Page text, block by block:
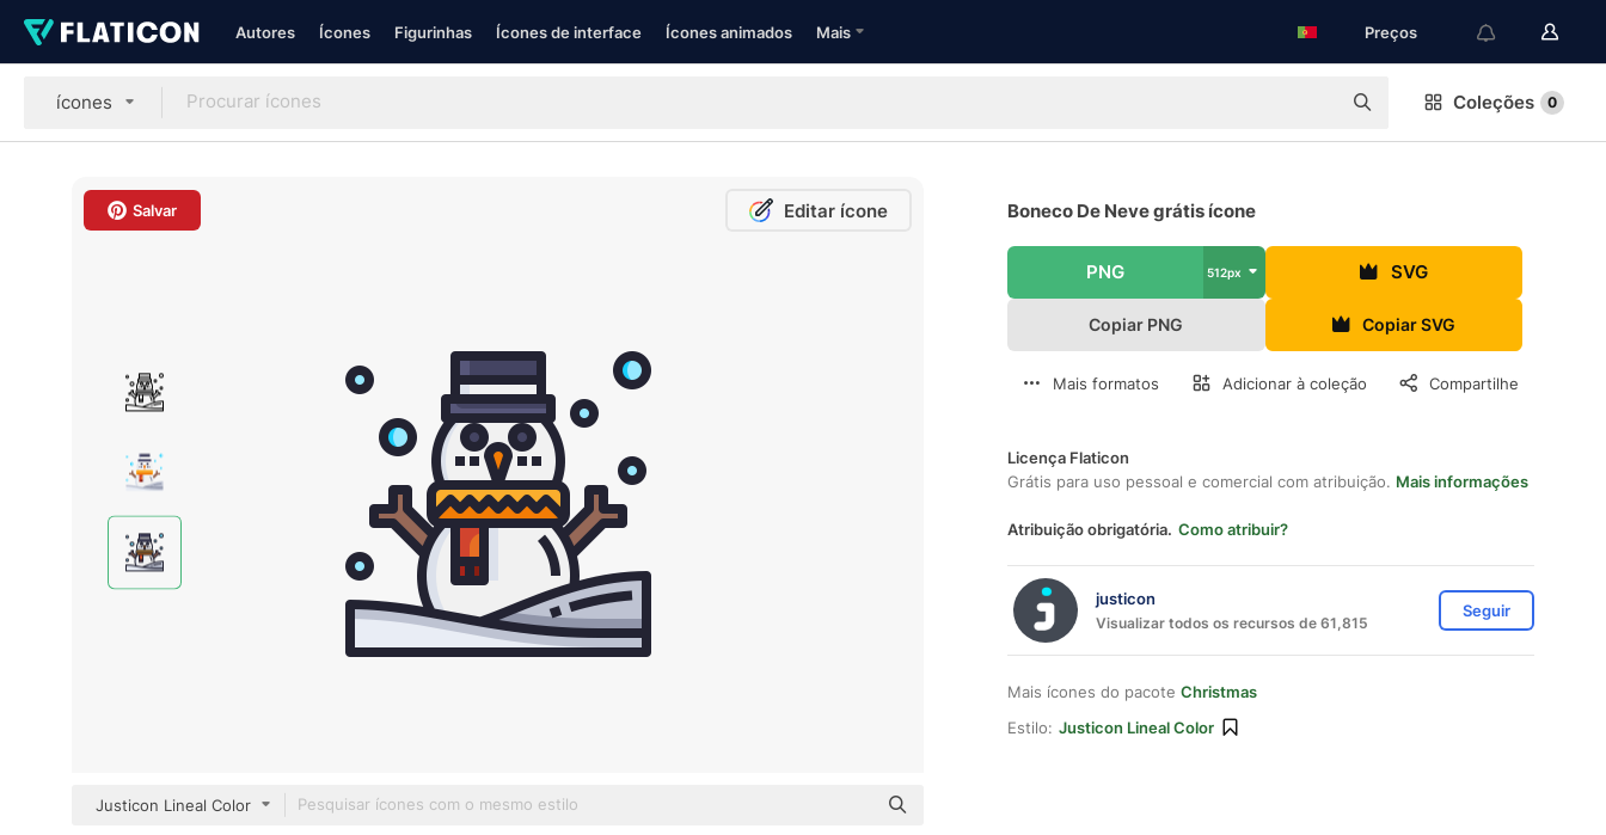
Autores Ícones Figurinhas Ícones de interface Ícones animados Mais Preços
ícones Coleções 0
Salvar Editar ícone
Justicon Lineal Color
Boneco De Neve grátis ícone
PNG 512px SVG
Copiar PNG Copiar SVG
Mais formatos Adicionar à coleção Compartilhe
Licença Flaticon
Grátis para uso pessoal e comercial com atribuição. Mais informações
Atribuição obrigatória. Como atribuir?
justicon
Visualizar todos os recursos de 61,815
Seguir
Mais ícones do pacote Christmas
Estilo: Justicon Lineal Color